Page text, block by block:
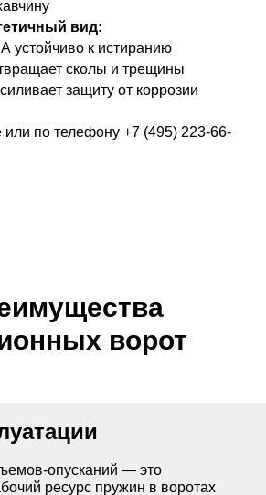
вид:
устойчиво к истиранию
сколы и трещины
защиту от коррозии
или по телефону +7 (495) 223-66-
Применяется в помещениях с
Притолока — от 100 мм для ворот с
управлением и не менее 140 мм для
автоматическим.
ворот
опусканий — это
ресурс пружин в воротах